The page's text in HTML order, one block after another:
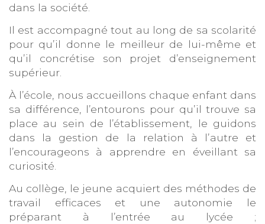
dans la société.
Il est accompagné tout au long de sa scolarité
pour qu’il donne le meilleur de lui-même et
qu’il concrétise son projet d’enseignement
supérieur.
À l’école, nous accueillons chaque enfant dans
sa différence, l’entourons pour qu’il trouve sa
place au sein de l’établissement, le guidons
dans la gestion de la relation à l’autre et
l’encourageons à apprendre en éveillant sa
curiosité.
Au collège, le jeune acquiert des méthodes de
travail efficaces et une autonomie le
préparant à l’entrée au lycée ;